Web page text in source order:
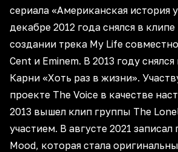
сериала «Американская история
декабре 2012 года снялся в клипе
создании трека My Life
Cent и Eminem. В 2013 году
Карни «Хоть раз в жизни».
проекте The Voice в качестве
2013 вышел клип группы The
участием. В августе 2021 записал
Mood, которая стала